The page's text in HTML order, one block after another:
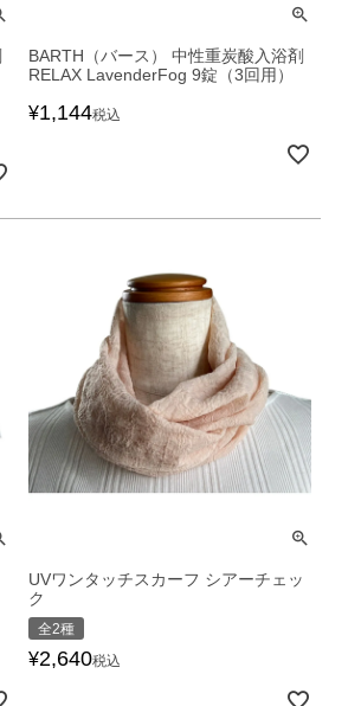
BARTH（バース） 中性重炭酸入浴剤
RELAX LavenderFog 9錠（3回用）
¥1,144税込
UVワンタッチスカーフ シアーチェッ
ク
全2種
¥2,640税込